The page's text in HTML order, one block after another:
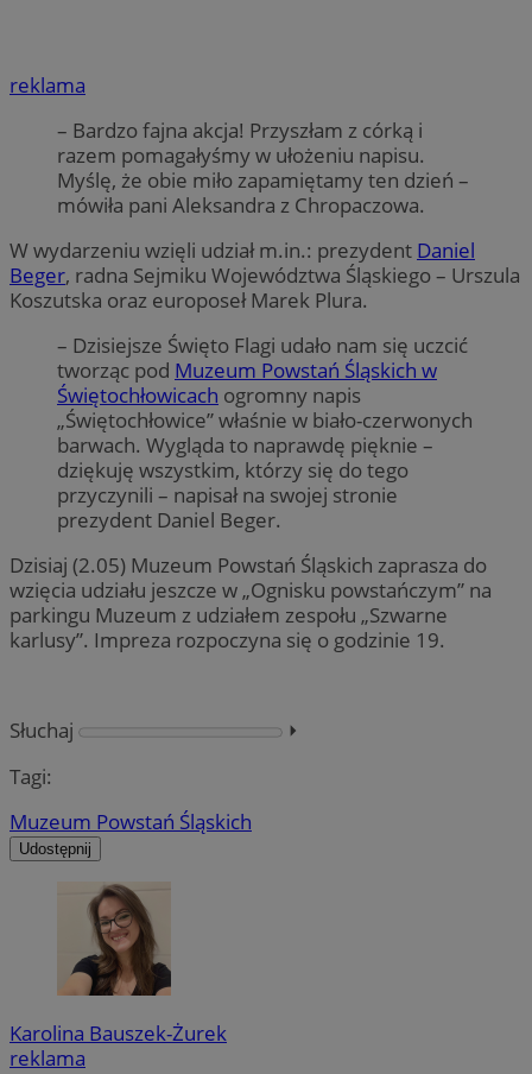
reklama
– Bardzo fajna akcja! Przyszłam z córką i
razem pomagałyśmy w ułożeniu napisu.
Myślę, że obie miło zapamiętamy ten dzień –
mówiła pani Aleksandra z Chropaczowa.
W wydarzeniu wzięli udział m.in.: prezydent Daniel
Beger, radna Sejmiku Województwa Śląskiego – Urszula
Koszutska oraz europoseł Marek Plura.
– Dzisiejsze Święto Flagi udało nam się uczcić
tworząc pod Muzeum Powstań Śląskich w
Świętochłowicach ogromny napis
„Świętochłowice” właśnie w biało-czerwonych
barwach. Wygląda to naprawdę pięknie –
dziękuję wszystkim, którzy się do tego
przyczynili – napisał na swojej stronie
prezydent Daniel Beger.
Dzisiaj (2.05) Muzeum Powstań Śląskich zaprasza do
wzięcia udziału jeszcze w „Ognisku powstańczym” na
parkingu Muzeum z udziałem zespołu „Szwarne
karlusy”. Impreza rozpoczyna się o godzinie 19.
Słuchaj
⏵︎
Tagi:
Muzeum Powstań Śląskich
Udostępnij
Karolina Bauszek-Żurek
reklama